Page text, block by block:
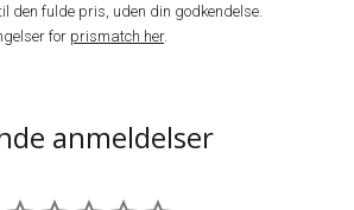
den fulde pris, uden din godkendelse.
for prismatch her.
anmeldelser